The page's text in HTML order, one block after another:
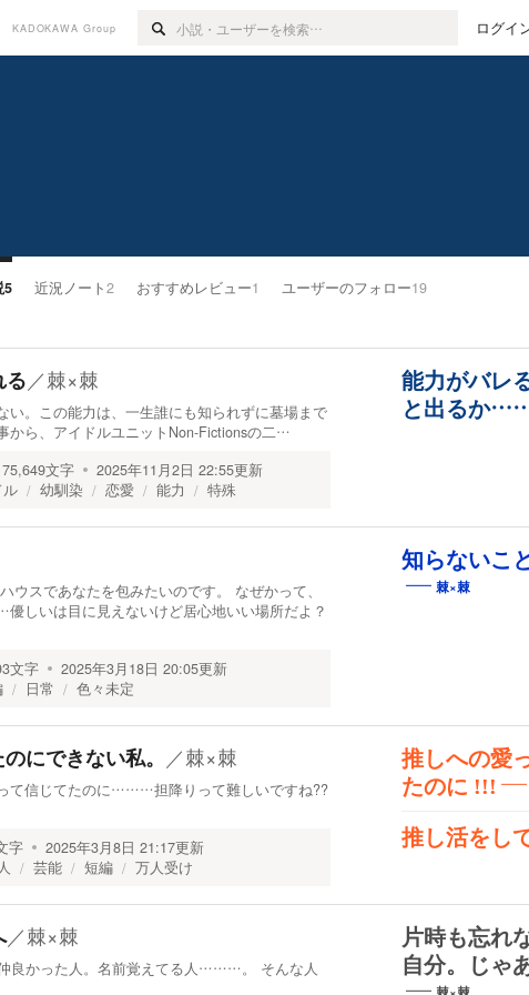
KADOKAWA Group ログイ
5 近況ノート2 おすすめレビュー1 ユーザーのフォロー19
る／棘×棘
。この能力は、一生誰にも知られずに墓場まで
から、アイドルユニットNon-Fictionsの二…
75,649文字 2025年11月2日 22:55更新
幼馴染 恋愛 能力 特殊
能力がバレ
と出るか
スであなたを包みたいのです。 なぜかって、
しいは目に見えないけど居心地いい場所だよ？
文字 2025年3月18日 20:05更新
日常 色々未定
知らないこ
棘×棘
にできない私。 ／棘×棘
て信じてたのに………担降りって難しいですね??
字 2025年3月8日 21:17更新
芸能 短編 万人受け
推しへの愛
たのに !!!
推し活をし
／棘×棘
良かった人。名前覚えてる人………。 そんな人
片時も忘れ
自分。じゃ